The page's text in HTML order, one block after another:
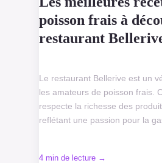
poisson frais à
restaurant
Le restaurant Bellerive est un
les amateurs de poisson frais.
respecte la richesse des
reflétant une passion pour la
4 min de lecture →